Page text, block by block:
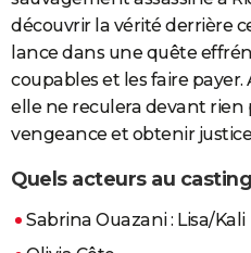
découvrir la vérité derrière
lance dans une quête
coupables et les faire payer.
elle ne reculera devant rien
vengeance et obtenir
Quels acteurs au
Sabrina Ouazani : Lisa/Kali